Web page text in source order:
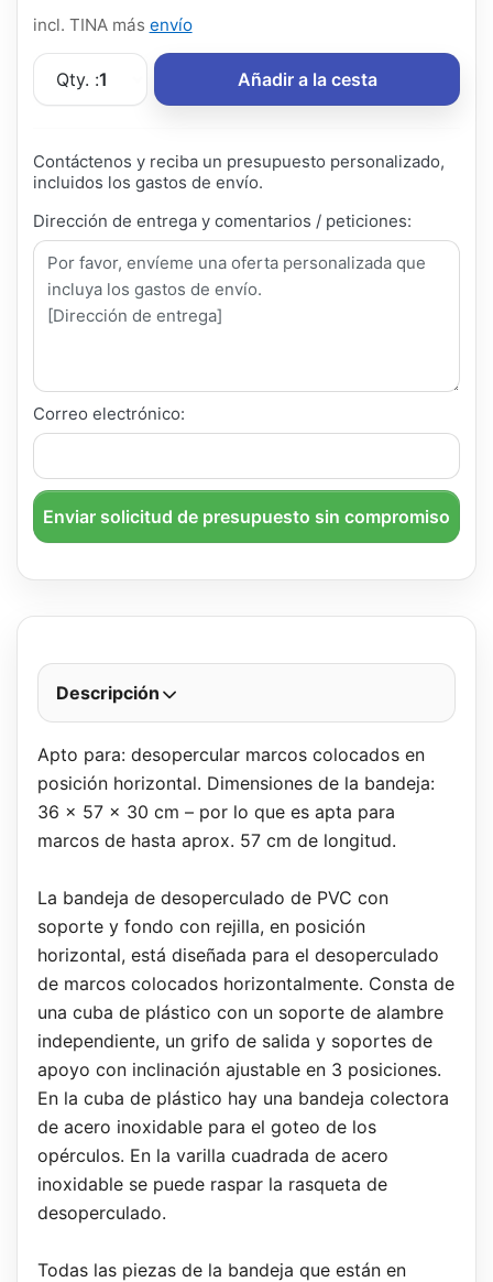
incl. TINA más envío
Qty. :1 Añadir a la cesta
Contáctenos y reciba un presupuesto personalizado,
incluidos los gastos de envío.
Dirección de entrega y comentarios / peticiones:
Correo electrónico:
Enviar solicitud de presupuesto sin compromiso
Descripción
Apto para: desopercular marcos colocados en
posición horizontal. Dimensiones de la bandeja:
36 x 57 x 30 cm – por lo que es apta para
marcos de hasta aprox. 57 cm de longitud.
La bandeja de desoperculado de PVC con
soporte y fondo con rejilla, en posición
horizontal, está diseñada para el desoperculado
de marcos colocados horizontalmente. Consta de
una cuba de plástico con un soporte de alambre
independiente, un grifo de salida y soportes de
apoyo con inclinación ajustable en 3 posiciones.
En la cuba de plástico hay una bandeja colectora
de acero inoxidable para el goteo de los
opérculos. En la varilla cuadrada de acero
inoxidable se puede raspar la rasqueta de
desoperculado.
Todas las piezas de la bandeja que están en